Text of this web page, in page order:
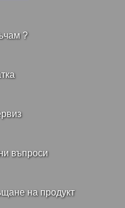
?
въпроси
на продукт